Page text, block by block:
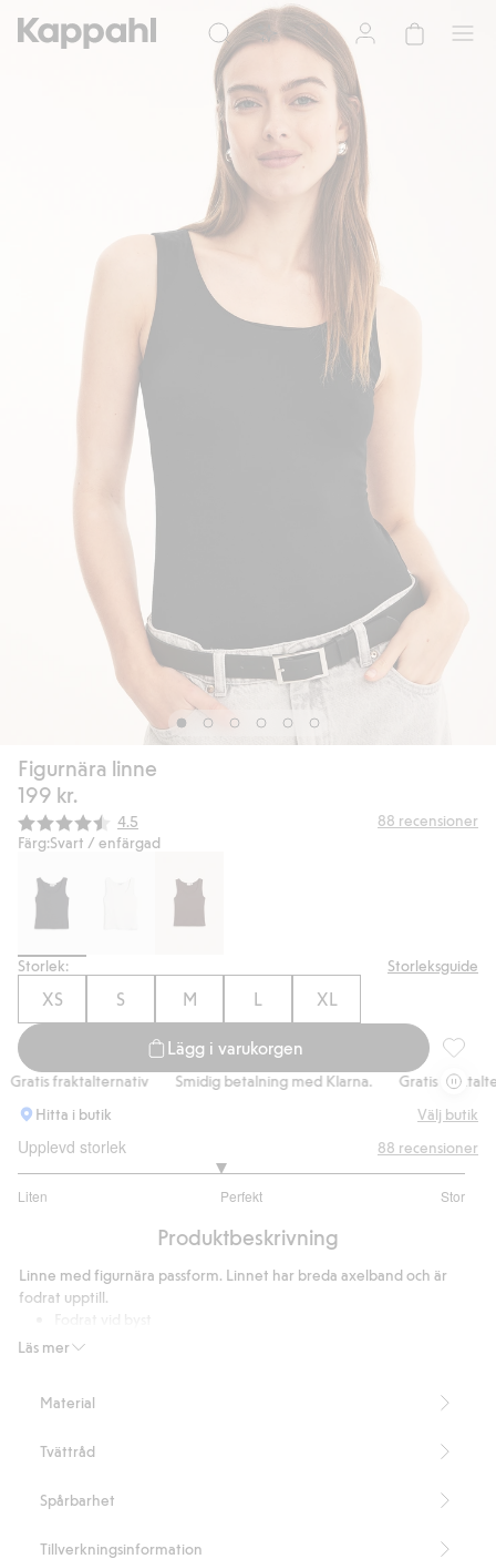
Figurnära linne
199 kr.
Snittbetyg:
4.5 88 recensioner
Färg:Svart / enfärgad
Storlek: Storleksguide
XS S M L XL
Lägg i varukorgen
fraktalternativ Smidig betalning med Klarna.
Gratis
Hitta i butik
Välj butik
Upplevd storlek
Liten Perfekt Stor
utav
73
betyg
88 recensioner
Produktbeskrivning
Läs mer
Linne med figurnära passform. Linnet har breda axelband och är
fodrat upptill.
Artikelnummer
Material
Tvättråd
Spårbarhet
Tillverkningsinformation